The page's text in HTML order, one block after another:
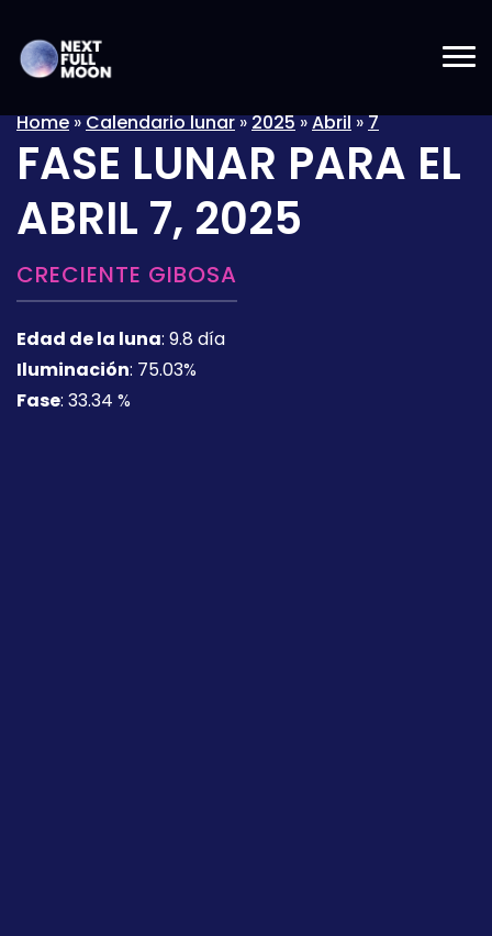
Home»Calendario lunar»2025»Abril»7
FASE LUNAR PARA EL
ABRIL 7, 2025
CRECIENTE GIBOSA
Edad de la luna: 9.8 día
Iluminación: 75.03%
Fase: 33.34 %